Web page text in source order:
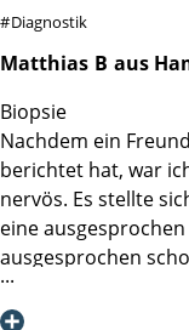
Diagnostik
Matthias B aus
Biopsie
Nachdem ein
berichtet hat, war
nervös. Es stellte
eine
ausgesprochen
halb so schlimm,
schon fast fertig.